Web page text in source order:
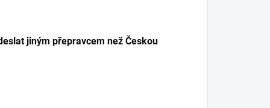
jiným přepravcem než Českou